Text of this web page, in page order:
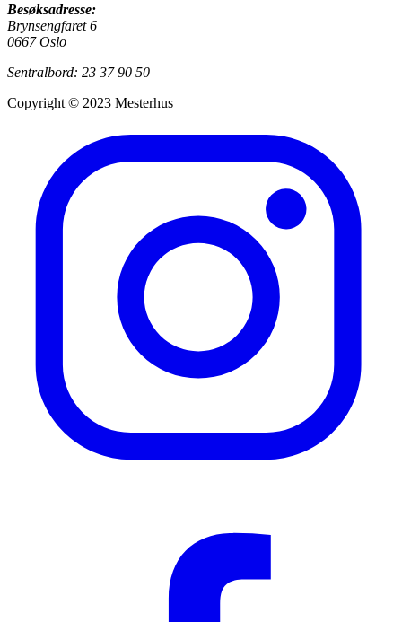
Besøksadresse:
Brynsengfaret 6
0667 Oslo
Sentralbord: 23 37 90 50
Copyright © 2023 Mesterhus